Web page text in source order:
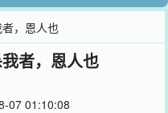
，恩人也
者，恩人也
07 01:10:08